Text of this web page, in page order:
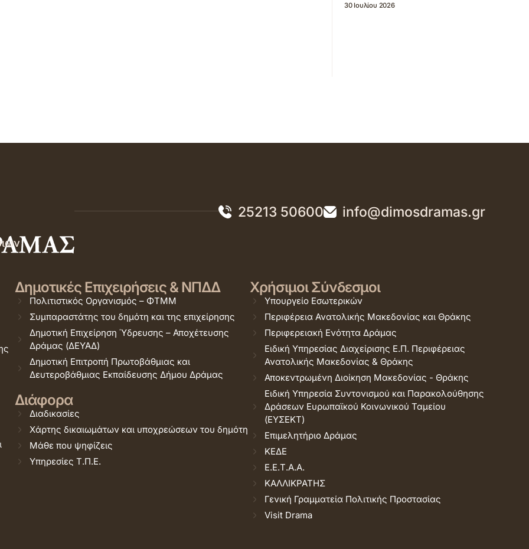
30 Ιουλίου 2026
25213 50600 info@dimosdramas.gr
Δημοτικές Επιχειρήσεις & ΝΠΔΔ
Πολιτιστικός Οργανισμός – ΦΤΜΜ
Συμπαραστάτης του δημότη και της επιχείρησης
Δημοτική Επιχείρηση Ύδρευσης – Αποχέτευσης
Δράμας (ΔΕΥΑΔ)
Δημοτική Επιτροπή Πρωτοβάθμιας και
Δευτεροβάθμιας Εκπαίδευσης Δήμου Δράμας
Διάφορα
Διαδικασίες
Χάρτης δικαιωμάτων και υποχρεώσεων του δημότη
Μάθε που ψηφίζεις
Υπηρεσίες Τ.Π.Ε.
Χρήσιμοι Σύνδεσμοι
Υπουργείο Εσωτερικών
Περιφέρεια Ανατολικής Μακεδονίας και Θράκης
Περιφερειακή Ενότητα Δράμας
Ειδική Υπηρεσίας Διαχείρισης Ε.Π. Περιφέρειας
Ανατολικής Μακεδονίας & Θράκης
Αποκεντρωμένη Διοίκηση Μακεδονίας - Θράκης
Ειδική Υπηρεσία Συντονισμού και Παρακολούθησης
Δράσεων Ευρωπαϊκού Κοινωνικού Ταμείου
(ΕΥΣΕΚΤ)
Επιμελητήριο Δράμας
ΚΕΔΕ
Ε.Ε.Τ.Α.Α.
ΚΑΛΛΙΚΡΑΤΗΣ
Γενική Γραμματεία Πολιτικής Προστασίας
Visit Drama